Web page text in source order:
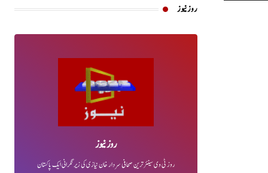
روز نیوز
روز نیوز
روز ٹی وی سینئر ترین صحافی سردار خان نیازی کی زیر نگرانی ایک پاکستان